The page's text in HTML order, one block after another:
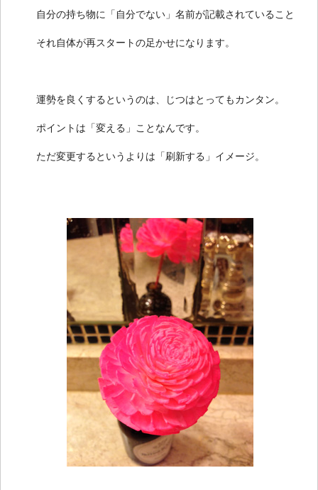
自分の持ち物に「自分でない」名前が記載されていること
それ自体が再スタートの足かせになります。
運勢を良くするというのは、じつはとってもカンタン。
ポイントは「変える」ことなんです。
ただ変更するというよりは「刷新する」イメージ。